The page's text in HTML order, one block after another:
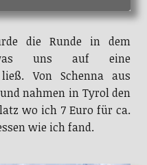
die Runde in dem
uns auf eine
Von Schenna aus
nahmen in Tyrol den
wo ich 7 Euro für ca.
wie ich fand.